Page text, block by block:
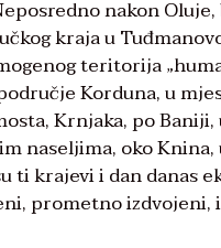
nakon
kraja u
teritorija
Korduna, u
Krnjaka, po
naseljima, oko Knina,
ti krajevi i dan danas
prometno izdvojeni,